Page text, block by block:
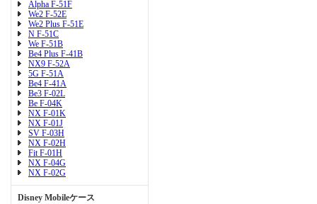
Alpha F-51F
We2 F-52E
We2 Plus F-51E
N F-51C
We F-51B
Be4 Plus F-41B
NX9 F-52A
5G F-51A
Be4 F-41A
Be3 F-02L
Be F-04K
NX F-01K
NX F-01J
SV F-03H
NX F-02H
Fit F-01H
NX F-04G
NX F-02G
Disney Mobileケース